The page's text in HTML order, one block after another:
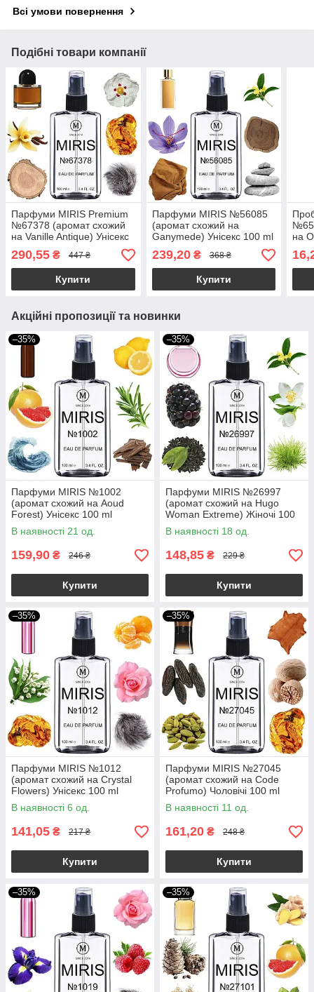
Всі умови повернення
Подібні товари компанії
Парфуми MIRIS Premium
№67378 (аромат схожий
на Vanille Antique) Унісекс
100 ml
290,55 ₴ 447 ₴
Купити
Парфуми MIRIS №56085
(аромат схожий на
Ganymede) Унісекс 100 ml
239,20₴ 368 ₴
Купити
на
3 ml
Акційні пропозиції та новинки
–35%
Парфуми MIRIS №1002
(аромат схожий на Aoud
Forest) Унісекс 100 ml
В наявності 21 од.
159,90 ₴ 246 ₴
Купити
–35%
Парфуми MIRIS №26997
(аромат схожий на Hugo
Woman Extreme) Жіночі 100
ml
В наявності 18 од.
148,85 ₴ 229 ₴
Купити
–35%
Парфуми MIRIS №1012
(аромат схожий на Crystal
Flowers) Унісекс 100 ml
В наявності 6 од.
141,05 ₴ 217 ₴
Купити
–35%
Парфуми MIRIS №27045
(аромат схожий на Code
Profumo) Чоловічі 100 ml
В наявності 11 од.
161,20 ₴ 248 ₴
Купити
–35% –35%